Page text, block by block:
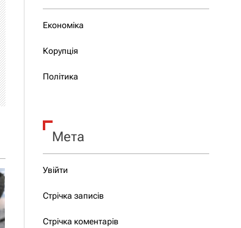
Економіка
Корупція
Політика
Мета
Увійти
Стрічка записів
Стрічка коментарів